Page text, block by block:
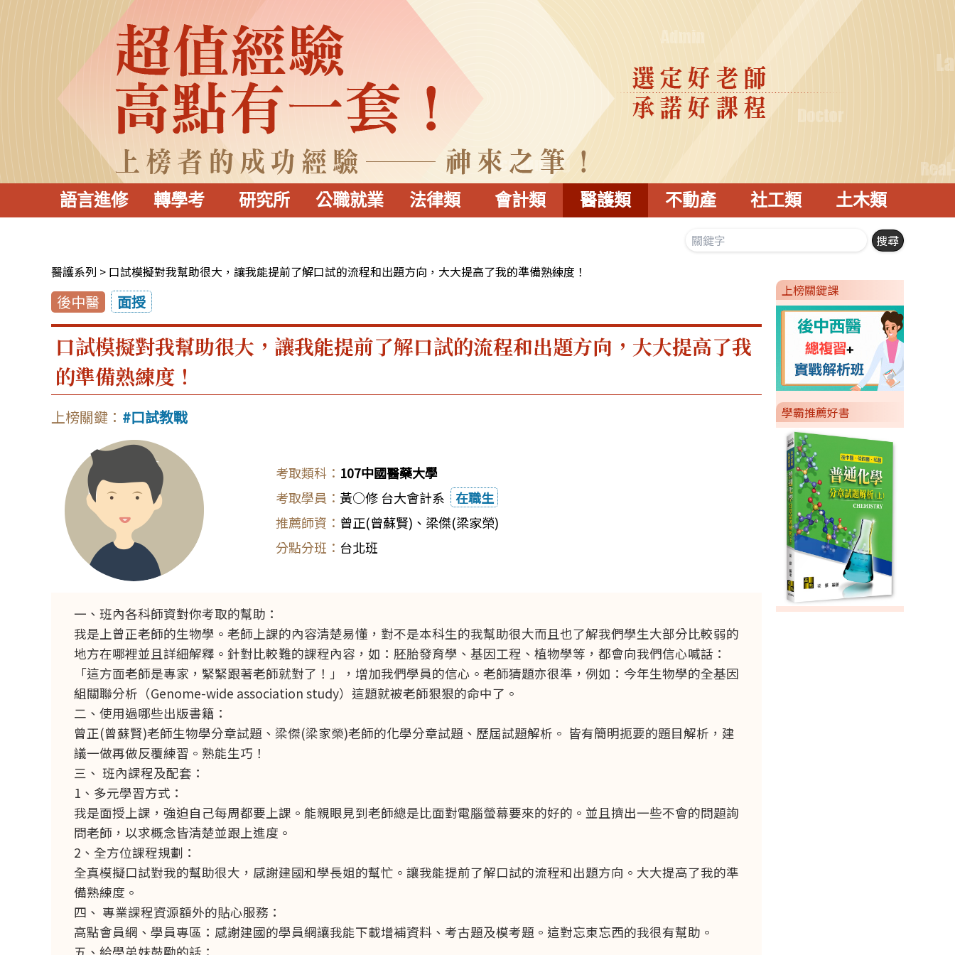
語言進修 轉學考 研究所 公職就業 法律類 會計類 醫護類 不動產 社工類 土木類
醫護系列 口試模擬對我幫助很大，讓我能提前了解口試的流程和出題方向，大大提高了我的準備熟練度！
後中醫 面授
口試模擬對我幫助很大，讓我能提前了解口試的流程和出題方向，大大提高了我
的準備熟練度！
口試教戰
107中國醫藥大學
黃○修 台大會計系
在職生
曾正(曾蘇賢) 、 梁傑(梁家榮)
台北班
一、班內各科師資對你考取的幫助：
我是上曾正老師的生物學。老師上課的內容清楚易懂，對不是本科生的我幫助很大而且也了解我們學生大部分比較弱的
地方在哪裡並且詳細解釋。針對比較難的課程內容，如：胚胎發育學、基因工程、植物學等，都會向我們信心喊話：
「這方面老師是專家，緊緊跟著老師就對了！」，增加我們學員的信心。老師猜題亦很準，例如：今年生物學的全基因
組關聯分析（Genome-wide association study）這題就被老師狠狠的命中了。
二、使用過哪些出版書籍：
曾正(曾蘇賢)老師生物學分章試題、梁傑(梁家榮)老師的化學分章試題、歷屆試題解析。 皆有簡明扼要的題目解析，建
議一做再做反覆練習。熟能生巧！
三、 班內課程及配套：
1、多元學習方式：
我是面授上課，強迫自己每周都要上課。能親眼見到老師總是比面對電腦螢幕要來的好的。並且擠出一些不會的問題詢
問老師，以求概念皆清楚並跟上進度。
2、全方位課程規劃：
全真模擬口試對我的幫助很大，感謝建國和學長姐的幫忙。讓我能提前了解口試的流程和出題方向。大大提高了我的準
備熟練度。
四、 專業課程資源額外的貼心服務：
高點會員網、學員專區：感謝建國的學員網讓我能下載增補資料、考古題及模考題。這對忘東忘西的我很有幫助。
上榜關鍵課
學霸推薦好書